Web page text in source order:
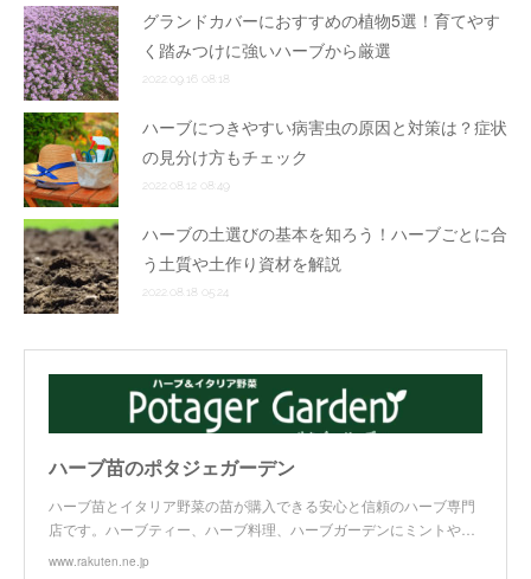
グランドカバーにおすすめの植物5選！育てやす
く踏みつけに強いハーブから厳選
2022.09.16 08:18
ハーブにつきやすい病害虫の原因と対策は？症状
の見分け方もチェック
2022.08.12 08:49
ハーブの土選びの基本を知ろう！ハーブごとに合
う土質や土作り資材を解説
2022.08.18 05:24
ハーブ苗のポタジェガーデン
ハーブ苗とイタリア野菜の苗が購入できる安心と信頼のハーブ専門
店です。ハーブティー、ハーブ料理、ハーブガーデンにミントや…
www.rakuten.ne.jp